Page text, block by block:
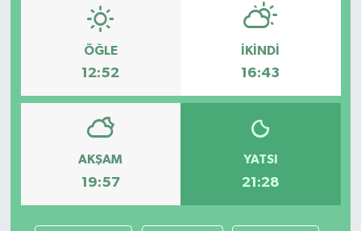
ÖĞLE
12:52
İKINDI
16:43
AKŞAM
19:57
YATSI
21:28
İletişim